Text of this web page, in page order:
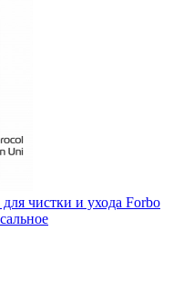
чистки и ухода Forbo